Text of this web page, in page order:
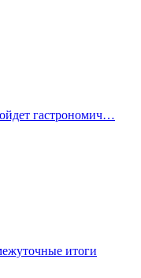
гастрономич…
итоги